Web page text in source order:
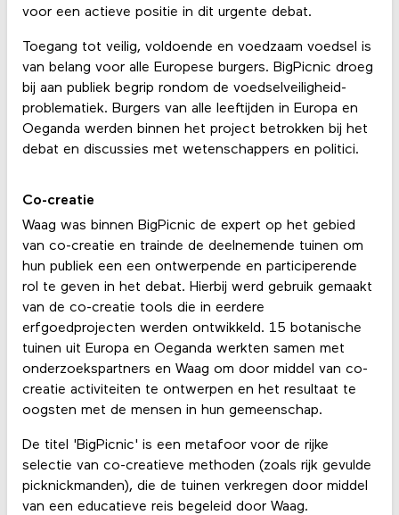
voor een actieve positie in dit urgente debat.
Toegang tot veilig, voldoende en voedzaam voedsel is
van belang voor alle Europese burgers. BigPicnic droeg
bij aan publiek begrip rondom de voedselveiligheid-
problematiek. Burgers van alle leeftijden in Europa en
Oeganda werden binnen het project betrokken bij het
debat en discussies met wetenschappers en politici.
Co-creatie
Waag was binnen BigPicnic de expert op het gebied
van co-creatie en trainde de deelnemende tuinen om
hun publiek een een ontwerpende en participerende
rol te geven in het debat. Hierbij werd gebruik gemaakt
van de co-creatie tools die in eerdere
erfgoedprojecten werden ontwikkeld. 15 botanische
tuinen uit Europa en Oeganda werkten samen met
onderzoekspartners en Waag om door middel van co-
creatie activiteiten te ontwerpen en het resultaat te
oogsten met de mensen in hun gemeenschap.
De titel 'BigPicnic' is een metafoor voor de rijke
selectie van co-creatieve methoden (zoals rijk gevulde
picknickmanden), die de tuinen verkregen door middel
van een educatieve reis begeleid door Waag.